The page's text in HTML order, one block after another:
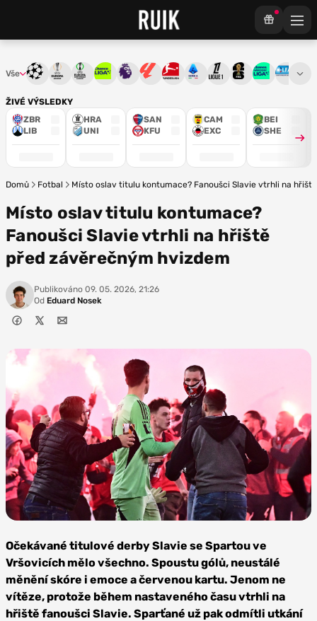
ŽIVÉ VÝSLEDKY
ZBR
LIB
HRA
UNI
SAN
KFU
CAM
EXC
BEI
SHE
Vše Liga mistrůEvropská liga
Konferenční liga
Chance ligaPremier League
La LigaBundesliga
Serie ALigue 1Mistrovství světa
Chance3. ČFL
Domů Fotbal Místo oslav titulu kontumace? Fanoušci Slavie vtrhli na
Místo oslav titulu kontumace?
Fanoušci Slavie vtrhli na hřiště
před závěrečným hvizdem
Publikováno 09. 05. 2026, 21:26
Od Eduard Nosek
CNC / Profimedia
Očekávané titulové derby Slavie se Spartou ve
Vršovicích mělo všechno. Spoustu gólů, neustálé
měnění skóre i emoce a červenou kartu. Jenom ne
vítěze, protože během nastaveného času vtrhli na
hřiště fanoušci Slavie. Sparťané už pak odmítli utkání